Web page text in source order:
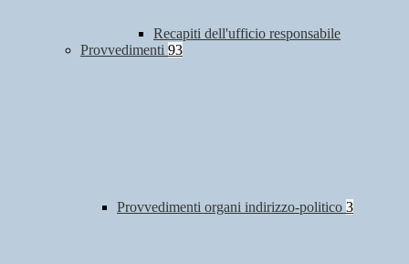
Recapiti dell'ufficio responsabile
Provvedimenti 93
Provvedimenti organi indirizzo-politico 3